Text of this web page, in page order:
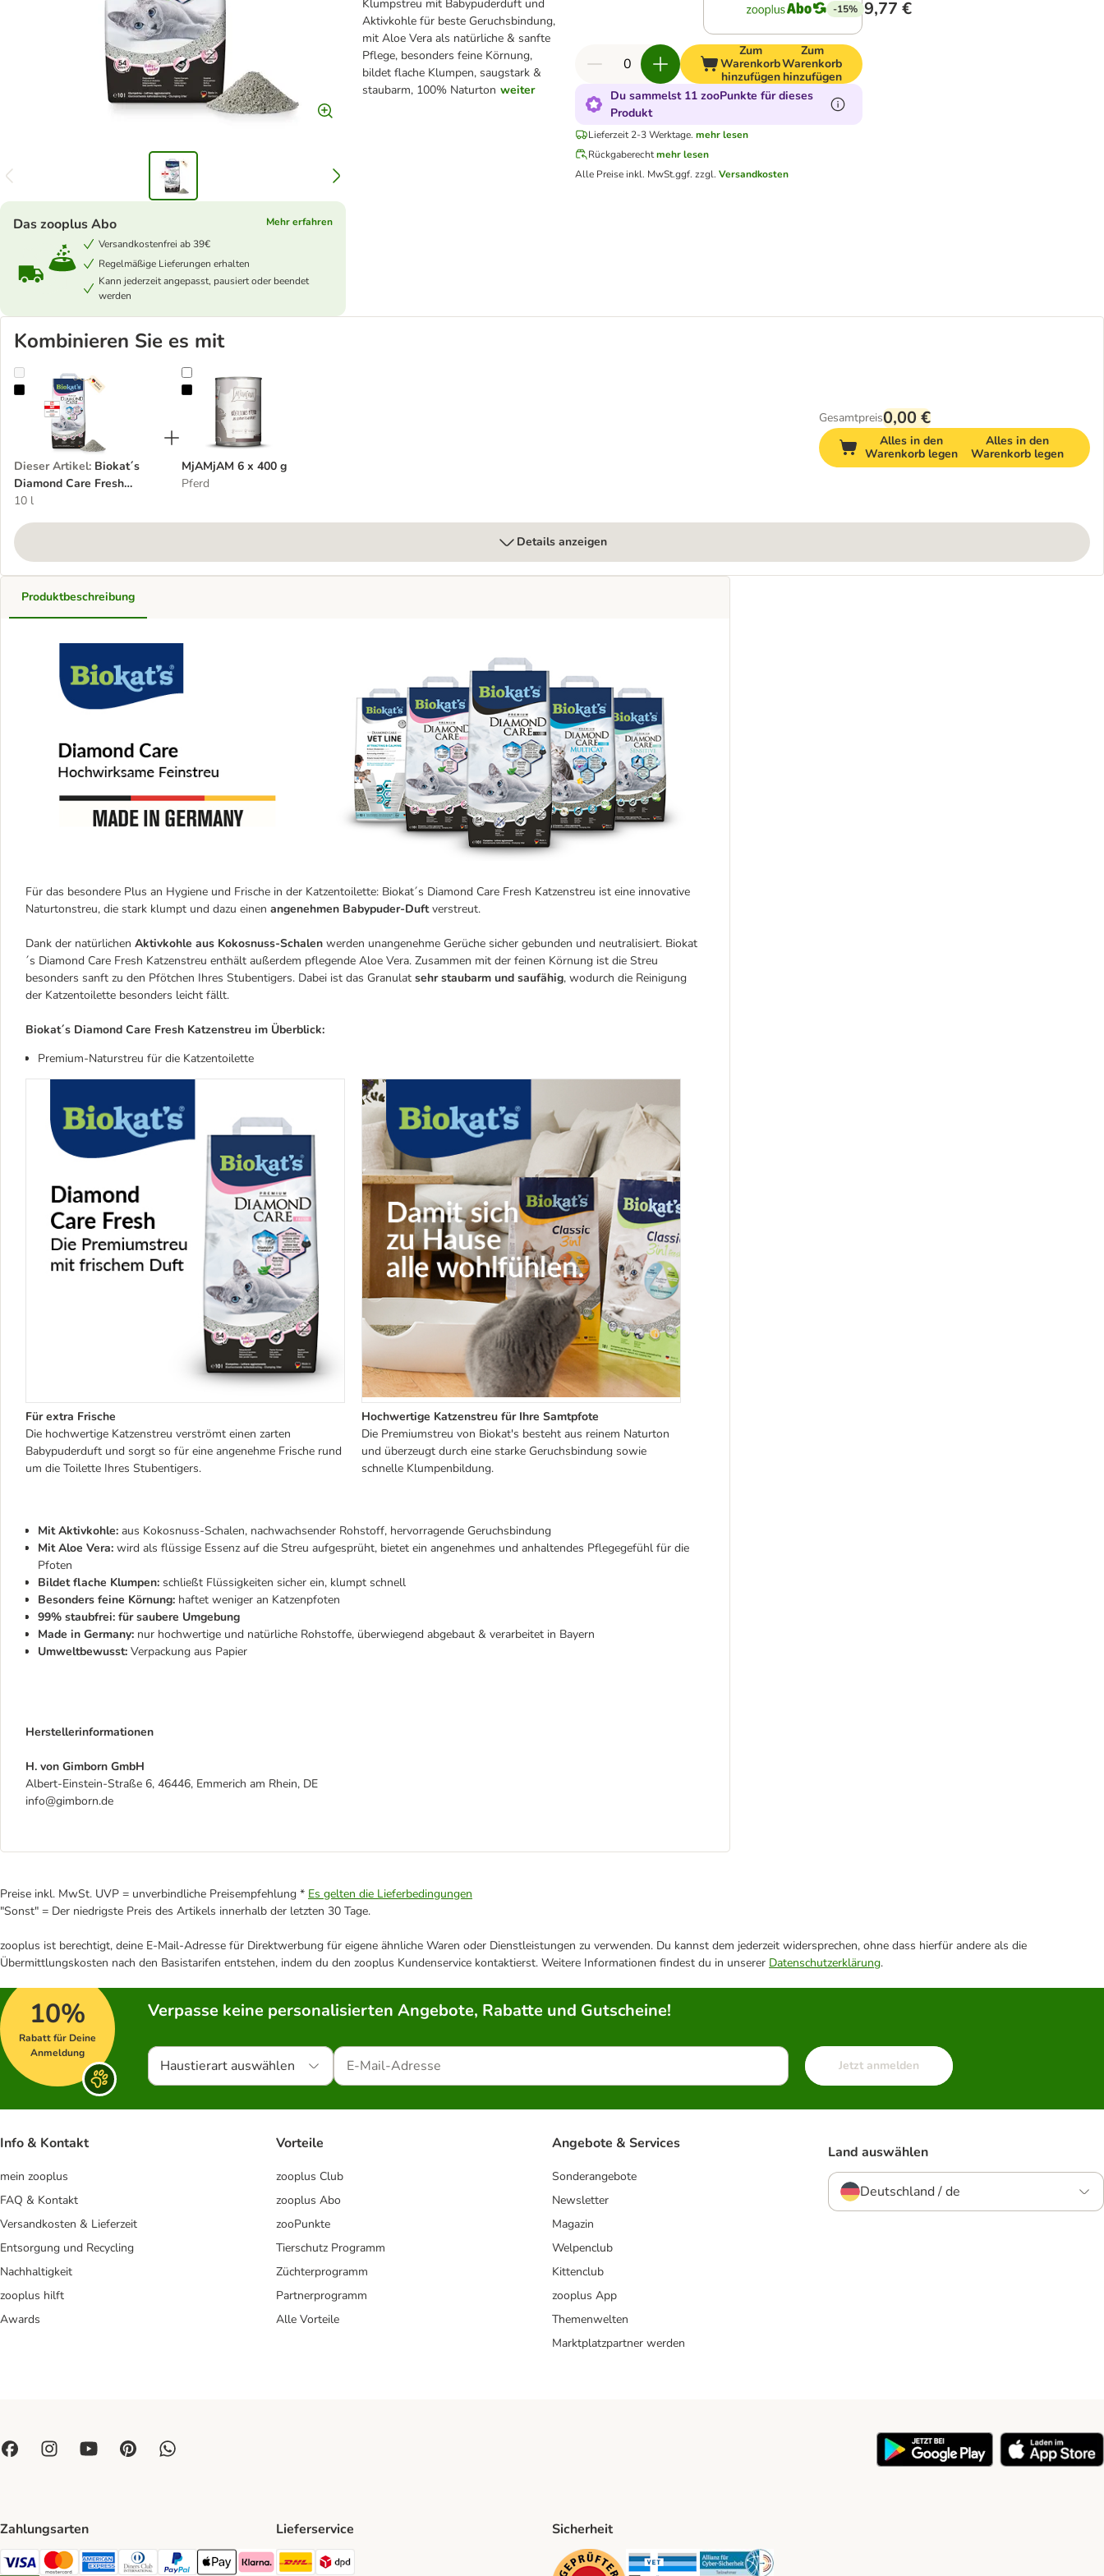
Klumpstreu mit Babypuderduft und
Aktivkohle für beste Geruchsbindung,
mit Aloe Vera als natürliche & sanfte
Pflege, besonders feine Körnung,
bildet flache Klumpen, saugstark &
staubarm, 100% Naturton weiter
Das zooplus Abo
Mehr erfahren
Versandkostenfrei ab 39€
Regelmäßige Lieferungen erhalten
Kann jederzeit angepasst, pausiert oder beendet
werden
-15% 9,77 €
Zum
Warenkorb
hinzufügen
Zum
Warenkorb
hinzufügen
Du sammelst 11 zooPunkte für dieses
Produkt
Lieferzeit 2-3 Werktage. mehr lesen
Rückgaberechtmehr lesen
Alle Preise inkl. MwSt.ggf. zzgl. Versandkosten
Kombinieren Sie es mit
Biokat´s Diamond Care Fresh Katzenstreu
Dieser Artikel: Biokat´s
Diamond Care Fresh
Katzenstreu
10 l
MjAMjAM 6 x 400 g
MjAMjAM 6 x 400 g
Pferd
Gesamtpreis0,00 €
Alles in den
Warenkorb legen
Alles in den
Warenkorb legen
Details anzeigen
Produktbeschreibung
Für das besondere Plus an Hygiene und Frische in der Katzentoilette: Biokat´s Diamond Care Fresh Katzenstreu ist eine innovative
Naturtonstreu, die stark klumpt und dazu einen angenehmen Babypuder-Duftverstreut.
Dank der natürlichen Aktivkohle aus Kokosnuss-Schalen werden unangenehme Gerüche sicher gebunden und neutralisiert. Biokat
´s Diamond Care Fresh Katzenstreu enthält außerdem pflegende Aloe Vera. Zusammen mit der feinen Körnung ist die Streu
besonders sanft zu den Pfötchen Ihres Stubentigers. Dabei ist das Granulat sehr staubarm und saufähig, wodurch die Reinigung
der Katzentoilette besonders leicht fällt.
Biokat´s Diamond Care Fresh Katzenstreu im Überblick:
Premium-Naturstreu für die Katzentoilette
Für extra Frische
Die hochwertige Katzenstreu verströmt einen zarten
Babypuderduft und sorgt so für eine angenehme Frische rund
um die Toilette Ihres Stubentigers.
Hochwertige Katzenstreu für Ihre Samtpfote
Die Premiumstreu von Biokat's besteht aus reinem Naturton
und überzeugt durch eine starke Geruchsbindung sowie
schnelle Klumpenbildung.
Mit Aktivkohle: aus Kokosnuss-Schalen, nachwachsender Rohstoff, hervorragende Geruchsbindung
Mit Aloe Vera: wird als flüssige Essenz auf die Streu aufgesprüht, bietet ein angenehmes und anhaltendes Pflegegefühl für die
Pfoten
Bildet flache Klumpen: schließt Flüssigkeiten sicher ein, klumpt schnell
Besonders feine Körnung: haftet weniger an Katzenpfoten
99% staubfrei: für saubere Umgebung
Made in Germany: nur hochwertige und natürliche Rohstoffe, überwiegend abgebaut & verarbeitet in Bayern
Umweltbewusst: Verpackung aus Papier
Herstellerinformationen
H. von Gimborn GmbH
Albert-Einstein-Straße 6, 46446, Emmerich am Rhein, DE
info@gimborn.de
Preise inkl. MwSt. UVP = unverbindliche Preisempfehlung * Es gelten die Lieferbedingungen
"Sonst" = Der niedrigste Preis des Artikels innerhalb der letzten 30 Tage.
zooplus ist berechtigt, deine E-Mail-Adresse für Direktwerbung für eigene ähnliche Waren oder Dienstleistungen zu verwenden. Du kannst dem jederzeit widersprechen, ohne dass hierfür andere als die
Übermittlungskosten nach den Basistarifen entstehen, indem du den zooplus Kundenservice kontaktierst. Weitere Informationen findest du in unserer Datenschutzerklärung.
10%
Rabatt für Deine
Anmeldung
Verpasse keine personalisierten Angebote, Rabatte und Gutscheine!
Haustierart auswählen Jetzt anmelden
Info & Kontakt
mein zooplus
FAQ & Kontakt
Versandkosten & Lieferzeit
Entsorgung und Recycling
Nachhaltigkeit
zooplus hilft
Awards
Vorteile
zooplus Club
zooplus Abo
zooPunkte
Tierschutz Programm
Züchterprogramm
Partnerprogramm
Alle Vorteile
Angebote & Services
Sonderangebote
Newsletter
Magazin
Welpenclub
Kittenclub
zooplus App
Themenwelten
Marktplatzpartner werden
Land auswählen
Deutschland / de
Zahlungsarten
Visa Payment Method
Mastercard Payment Method
American Express Payment Method
Diners Club Payment Method
PayPal Payment Method
Apple Pay Payment Method
Klarna Payment Method
Lieferservice
DHL Shipping Method
Sicherheit
Security Security Security